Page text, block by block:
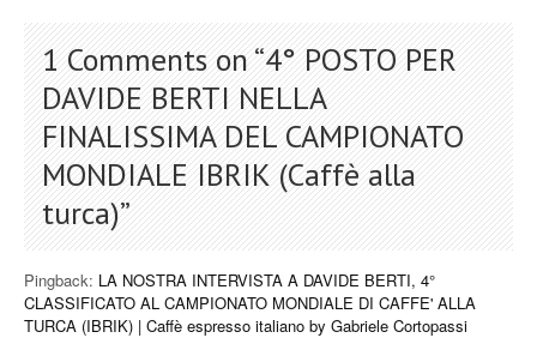
1 Comments on “4° POSTO PER
DAVIDE BERTI NELLA
FINALISSIMA DEL CAMPIONATO
MONDIALE IBRIK (Caffè alla
turca)”
Pingback: LA NOSTRA INTERVISTA A DAVIDE BERTI, 4°
CLASSIFICATO AL CAMPIONATO MONDIALE DI CAFFE' ALLA
TURCA (IBRIK) | Caffè espresso italiano by Gabriele Cortopassi